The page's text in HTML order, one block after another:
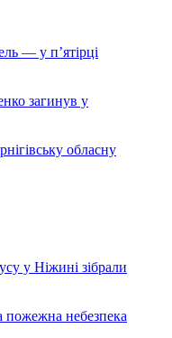
— у п’ятірці
загинув у
обласну
у Ніжині зібрали
пожежна небезпека